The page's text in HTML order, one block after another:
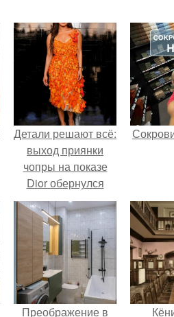
Детали решают всё:
выход приянки
чопры на показе
Dior обернулся
шквалом критики
из-за небрежного
пошива.
Преображение в